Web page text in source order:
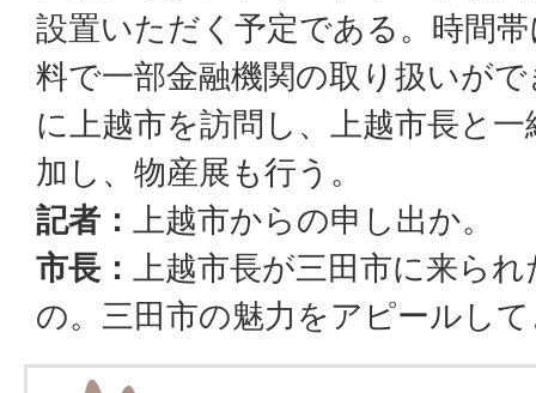
設置いただく予定である。時間
料で一部金融機関の取り扱いが
に上越市を訪問し、上越市長と
加し、物産展も行う。
記者：
上越市からの申し出か。
市長：
上越市長が三田市に来ら
の。三田市の魅力をアピールし